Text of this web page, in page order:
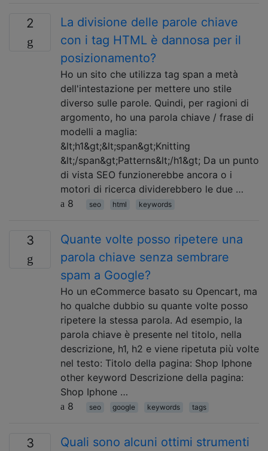
2
La divisione delle parole chiave
con i tag HTML è dannosa per il
posizionamento?
Ho un sito che utilizza tag span a metà
dell'intestazione per mettere uno stile
diverso sulle parole. Quindi, per ragioni di
argomento, ho una parola chiave / frase di
modelli a maglia:
&lt;h1&gt;&lt;span&gt;Knitting
&lt;/span&gt;Patterns&lt;/h1&gt; Da un punto
di vista SEO funzionerebbe ancora o i
motori di ricerca dividerebbero le due …
8
seo html keywords
3
Quante volte posso ripetere una
parola chiave senza sembrare
spam a Google?
Ho un eCommerce basato su Opencart, ma
ho qualche dubbio su quante volte posso
ripetere la stessa parola. Ad esempio, la
parola chiave è presente nel titolo, nella
descrizione, h1, h2 e viene ripetuta più volte
nel testo: Titolo della pagina: Shop Iphone
other keyword Descrizione della pagina:
Shop Iphone …
8
seo google keywords tags
3
Quali sono alcuni ottimi strumenti